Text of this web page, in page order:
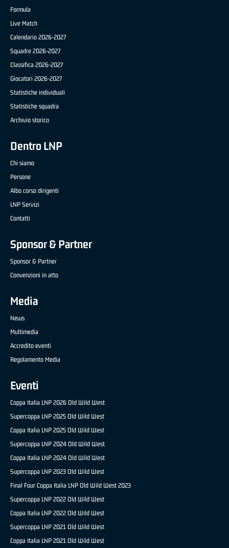
Formula
Live Match
Calendario 2026-2027
Squadre 2026-2027
Classifica 2026-2027
Giocatori 2026-2027
Statistiche individuali
Statistiche squadra
Archivio storico
Dentro LNP
Chi siamo
Persone
Albo corso dirigenti
LNP Servizi
Contatti
Sponsor & Partner
Sponsor & Partner
Convenzioni in atto
Media
News
Multimedia
Accredito eventi
Regolamento Media
Eventi
Coppa Italia LNP 2026 Old Wild West
Supercoppa LNP 2025 Old Wild West
Coppa Italia LNP 2025 Old Wild West
Supercoppa LNP 2024 Old Wild West
Coppa Italia LNP 2024 Old Wild West
Supercoppa LNP 2023 Old Wild West
Final Four Coppa Italia LNP Old Wild West 2023
Supercoppa LNP 2022 Old Wild West
Coppa Italia LNP 2022 Old Wild West
Supercoppa LNP 2021 Old Wild West
Coppa Italia LNP 2021 Old Wild West